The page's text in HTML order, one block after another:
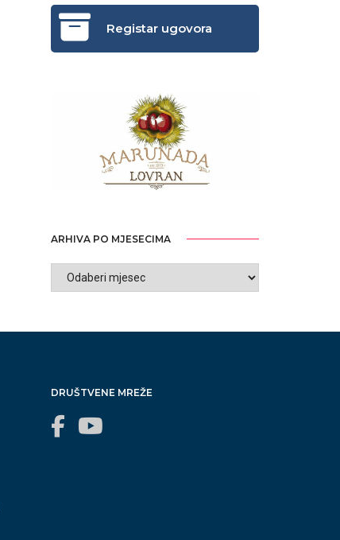
Registar ugovora
ARHIVA PO MJESECIMA
ARHIVA
PO
DRUŠTVENE MREŽE